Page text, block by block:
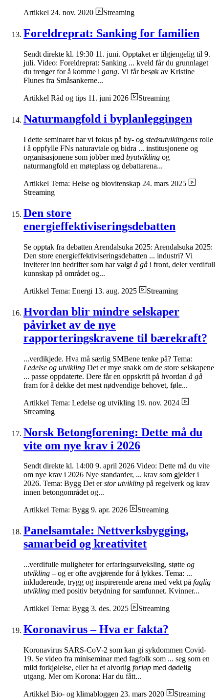
Artikkel 24. nov. 2020 Streaming
Foreldreprat: Sanking for familien
Sendt direkte kl. 19:30 11. juni. Opptaket er tilgjengelig til 9.
juli. Video: Foreldreprat: Sanking ... kveld får du grunnlaget
du trenger for å komme i gang. Vi får besøk av Kristine
Flunes fra Småsankerne...
Artikkel Råd og tips 11. juni 2026 Streaming
Naturmangfold i byplanleggingen
I dette seminaret har vi fokus på by- og stedsutviklingens rolle
i å oppfylle FNs naturavtale og bidra ... institusjonene og
organisasjonene som jobber med byutvikling og
naturmangfold en møteplass og debattarena...
Artikkel Tema: Helse og biovitenskap 24. mars 2025
Streaming
Den store
energieffektiviseringsdebatten
Se opptak fra debatten Arendalsuka 2025: Arendalsuka 2025:
Den store energieffektiviseringsdebatten ... industri? Vi
inviterer inn bedrifter som har valgt å gå i front, deler verdifull
kunnskap på området og...
Artikkel Tema: Energi 13. aug. 2025 Streaming
Hvordan blir mindre selskaper
påvirket av de nye
rapporteringskravene til bærekraft?
...verdikjede. Hva må særlig SMBene tenke på? Tema:
Ledelse og utvikling Det er mye snakk om de store selskapene
... passe oppdaterte. Dere får en oppskrift på hvordan å gå
fram for å dekke det mest nødvendige behovet, føle...
Artikkel Tema: Ledelse og utvikling 19. nov. 2024
Streaming
Norsk Betongforening: Dette må du
vite om nye krav i 2026
Sendt direkte kl. 14:00 9. april 2026 Video: Dette må du vite
om nye krav i 2026 Nye standarder, ... krav som gjelder i
2026. Tema: Bygg Det erstor utvikling på regelverk og krav
innen betongområdet og...
Artikkel Tema: Bygg 9. apr. 2026 Streaming
Panelsamtale: Nettverksbygging,
samarbeid og kreativitet
...verdifulle muligheter for erfaringsutveksling, støtte og
utvikling – og er ofte avgjørende for å lykkes. Tema: ...
inkluderende, trygg og inspirerende arena med vekt på faglig
utvikling med positiv betydning for samfunnet. Kvinner...
Artikkel Tema: Bygg 3. des. 2025 Streaming
Koronavirus – Hva er fakta?
Koronavirus SARS-CoV-2 som kan gi sykdommen Covid-
19. Se video fra miniseminar med fagfolk som ... seg som en
mild forkjølelse, eller ha et alvorlig forløp med dødelig
utgang. Mer om Korona: Har du fått...
Artikkel Bio- og klimabloggen 23. mars 2020 Streaming